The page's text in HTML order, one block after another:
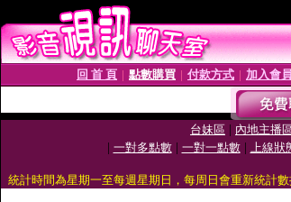
回 首 頁 點數購買 付款方式 加入會員
台妹區 | 內地主播
| 一對多點數| 一對一點數| 上線狀
統計時間為星期一至每週星期日，每周日會重新統計數